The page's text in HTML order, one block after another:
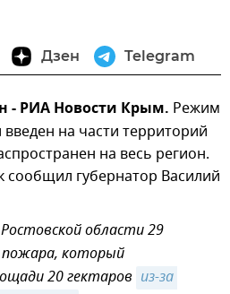
Дзен Telegram
- РИА Новости Крым. Режим
на части территорий
на весь регион.
сообщил губернатор Василий
области 29
пожара, который
20 гектаров из-за